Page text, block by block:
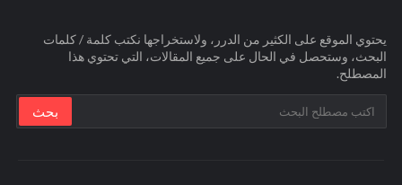
يحتوي الموقع على الكثير من الدرر، ولاستخراجها نكتب كلمة / كلمات
البحث، وستحصل في الحال على جميع المقالات، التي تحتوي هذا
المصطلح.